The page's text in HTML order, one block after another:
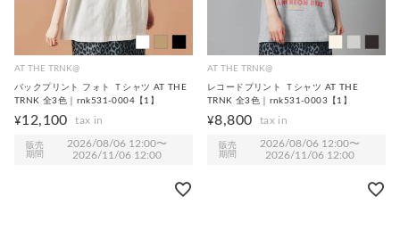
AT THE TRNK@
バックプリント フォト Ｔシャツ AT THE
TRNK 全3色｜rnk531-0004【1】
¥12,100
販売
期間
2026/08/06 12:00〜
2026/11/06 12:00
AT THE TRNK@
レコードプリント Ｔシャツ AT THE
TRNK 全3色｜rnk531-0003【1】
¥8,800
販売
期間
2026/08/06 12:00〜
2026/11/06 12:00